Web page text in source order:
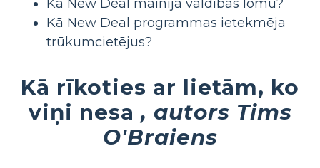
Kā New Deal mainīja valdības lomu?
Kā New Deal programmas ietekmēja
trūkumcietējus?
Kā rīkoties ar lietām, ko
viņi nesa , autors Tims
O'Braiens